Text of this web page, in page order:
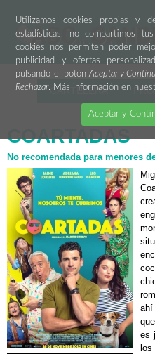
Utilizamos cookies propias y
estadísticas, no compartimos
cookies nos permiten poder
publicidad y ofertas
pulsando el botón Aceptar y
Rechazar. Más información en
Aceptar y
CARTELERA
COARTADAS
No recomendada para menores
ahí
es